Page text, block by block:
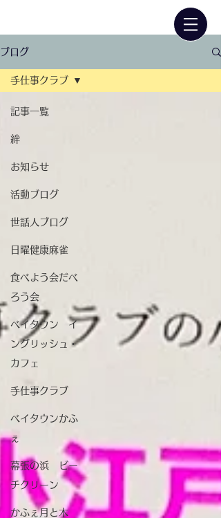
ブログ
記事一覧
絆
お知らせ
活動ブログ
世話人ブログ
日曜健康麻雀
食べよう会だべ
ろう会
ベイタウン イ
ングリッシュ・
カフェ
手仕事クラブ
ベイタウンかふ
ぇ
幕張の浜 ビー
チクリーン
かふぇ月と木
手仕事クラブ